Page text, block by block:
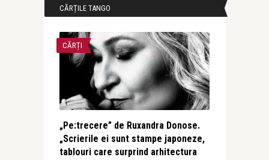
CĂRȚILE TANGO
CĂRȚI
„Pe:trecere” de Ruxandra Donose.
„Scrierile ei sunt stampe japoneze,
tablouri care surprind arhitectura